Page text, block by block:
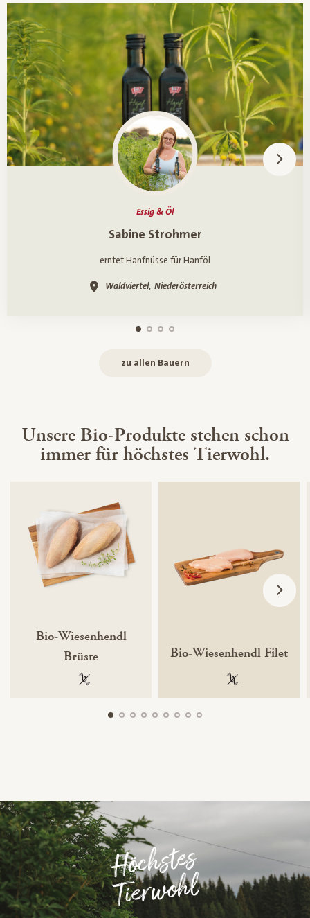
Essig & Öl
Ein Porträt überSabine Strohmer
erntet Hanfnüsse für Hanföl
Waldviertel, Niederösterreich
zu allen Bauern
Unsere Bio-Produkte stehen schon
immer für höchstes Tierwohl.
Bio-Wiesenhendl
Brüste
100 % gentechnikfrei
Bio-Wiesenhendl Filet
100 %
Höc
hstes
Tier
wo
hl